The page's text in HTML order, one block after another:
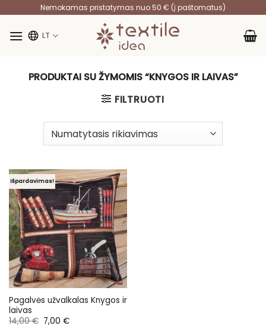
content
Nemokamas pristatymas nuo 50 € (į paštomatus)
LT
PRODUKTAI SU ŽYMOMIS “KNYGOS IR LAIVAS”
FILTRUOTI
Išpardavimas!
Pagalvės užvalkalas Knygos ir
laivas
14,00€ Original
price
7,00 €Current